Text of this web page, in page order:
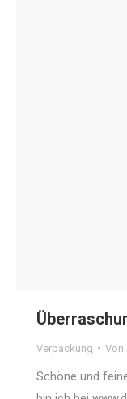
Verpackung Von
Schöne und